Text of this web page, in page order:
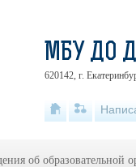
МБУ ДО
620142, г.
об образовательной